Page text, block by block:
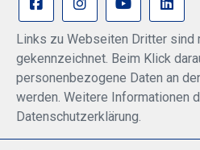
Links zu Webseiten Dritter sind
gekennzeichnet. Beim Klick
personenbezogene Daten an
werden. Weitere Informationen
Datenschutzerklärung.